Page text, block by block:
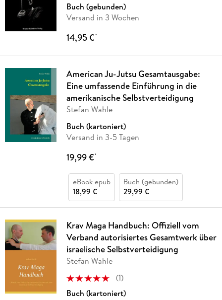
Buch (gebunden)
Versand in 3 Wochen
14,95 €*
American Ju-Jutsu Gesamtausgabe:
Eine umfassende Einführung in die
amerikanische Selbstverteidigung
Stefan Wahle
Buch (kartoniert)
Versand in 3-5 Tagen
19,99 €*
eBook epub
18,99 €
Buch (gebunden)
29,99 €
Krav Maga Handbuch: Offiziell vom
Verband autorisiertes Gesamtwerk über
israelische Selbstverteidigung
Stefan Wahle
(1)
Buch (kartoniert)